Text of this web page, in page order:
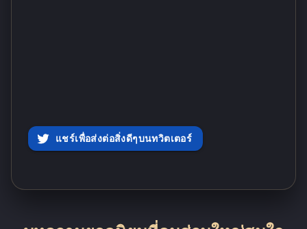
แชร์เพื่อส่งต่อสิ่งดีๆบนทวิตเตอร์